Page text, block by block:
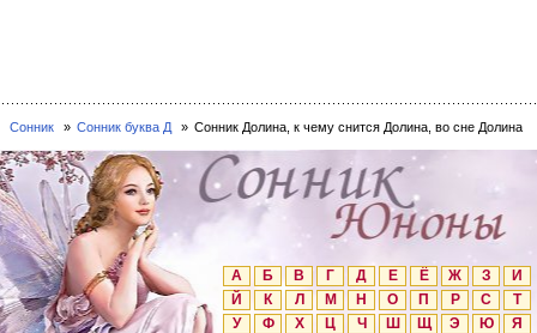
Сонник Сонник буква Д Сонник Долина, к чему снится Долина, во сне Долина
А Б В Г Д Е Ё Ж З
И
Й
К Л М Н О П Р С
Т
У
Ф Х Ц Ч Ш Щ Э Ю Я